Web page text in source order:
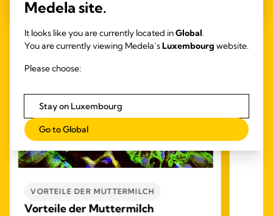
VORTEILE DER MUTTERMILCH
Vorteile der Muttermilch
Medela site.
It looks like you are currently located inGlobal.
You are currently viewing Medela’sLuxembourg website.
Please choose:
Stay on Luxembourg
Go to Global